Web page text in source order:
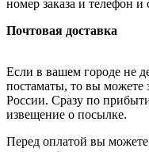
номер заказа и телефон и
Почтовая доставка
Если в вашем городе не
постаматы, то вы можете
России. Сразу по
извещение о посылке.
Перед оплатой вы